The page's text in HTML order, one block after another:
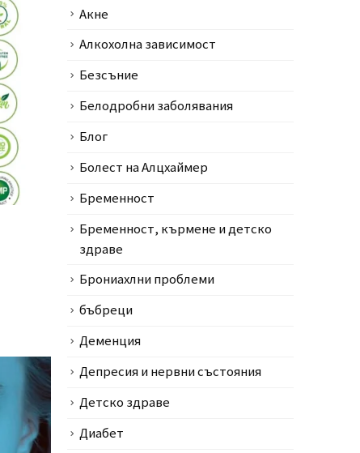
Акне
Алкохолна зависимост
Безсъние
Белодробни заболявания
Блог
Болест на Алцхаймер
Бременност
Бременност, кърмене и детско
здраве
Брониахлни проблеми
бъбреци
Деменция
Депресия и нервни състояния
Детско здраве
Диабет